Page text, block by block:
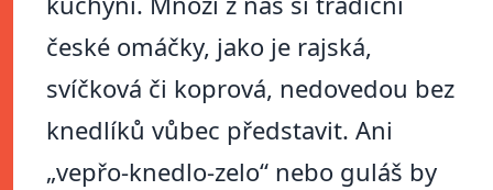
české omáčky, jako je rajská,
svíčková či koprová, nedovedou bez
knedlíků vůbec představit. Ani
„vepřo-knedlo-zelo“ nebo guláš by